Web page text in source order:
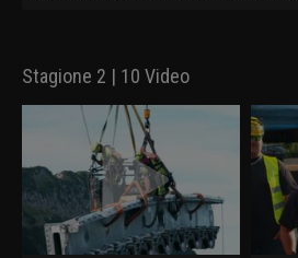
Stagione 2 | 10 Video